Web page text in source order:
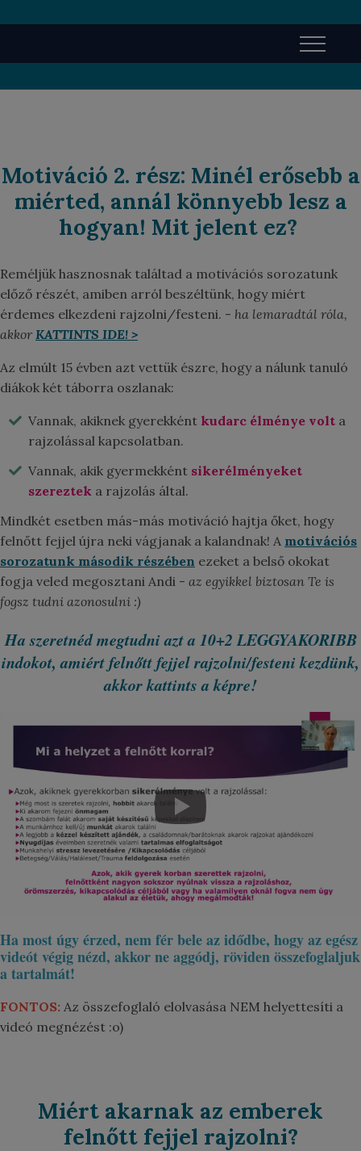
Motiváció 2. rész: Minél erősebb a
miérted, annál könnyebb lesz a
hogyan! Mit jelent ez?
Reméljük hasznosnak találtad a motivációs sorozatunk
előző részét, amiben arról beszéltünk, hogy miért
érdemes elkezdeni rajzolni/festeni. - ha lemaradtál róla,
akkor KATTINTS IDE! >
Az elmúlt 15 évben azt vettük észre, hogy a nálunk tanuló
diákok két táborra oszlanak:
Vannak, akiknek gyerekként kudarc élménye volt a
rajzolással kapcsolatban.
Vannak, akik gyermekként sikerélményeket
szereztek a rajzolás által.
Mindkét esetben más-más motiváció hajtja őket, hogy
felnőtt fejjel újra neki vágjanak a kalandnak! A motivációs
sorozatunk második részében ezeket a belső okokat
fogja veled megosztani Andi - az egyikkel biztosan Te is
fogsz tudni azonosulni :)
Ha szeretnéd megtudni azt a 10+2 LEGGYAKORIBB
indokot, amiért felnőtt fejjel rajzolni/festeni kezdünk,
akkor kattints a képre!
Ha most úgy érzed, nem fér bele az idődbe, hogy az egész
videót végig nézd, akkor ne aggódj, röviden összefoglaljuk
a tartalmát!
FONTOS: Az összefoglaló elolvasása NEM helyettesíti a
videó megnézést :o)
Miért akarnak az emberek
felnőtt fejjel rajzolni?